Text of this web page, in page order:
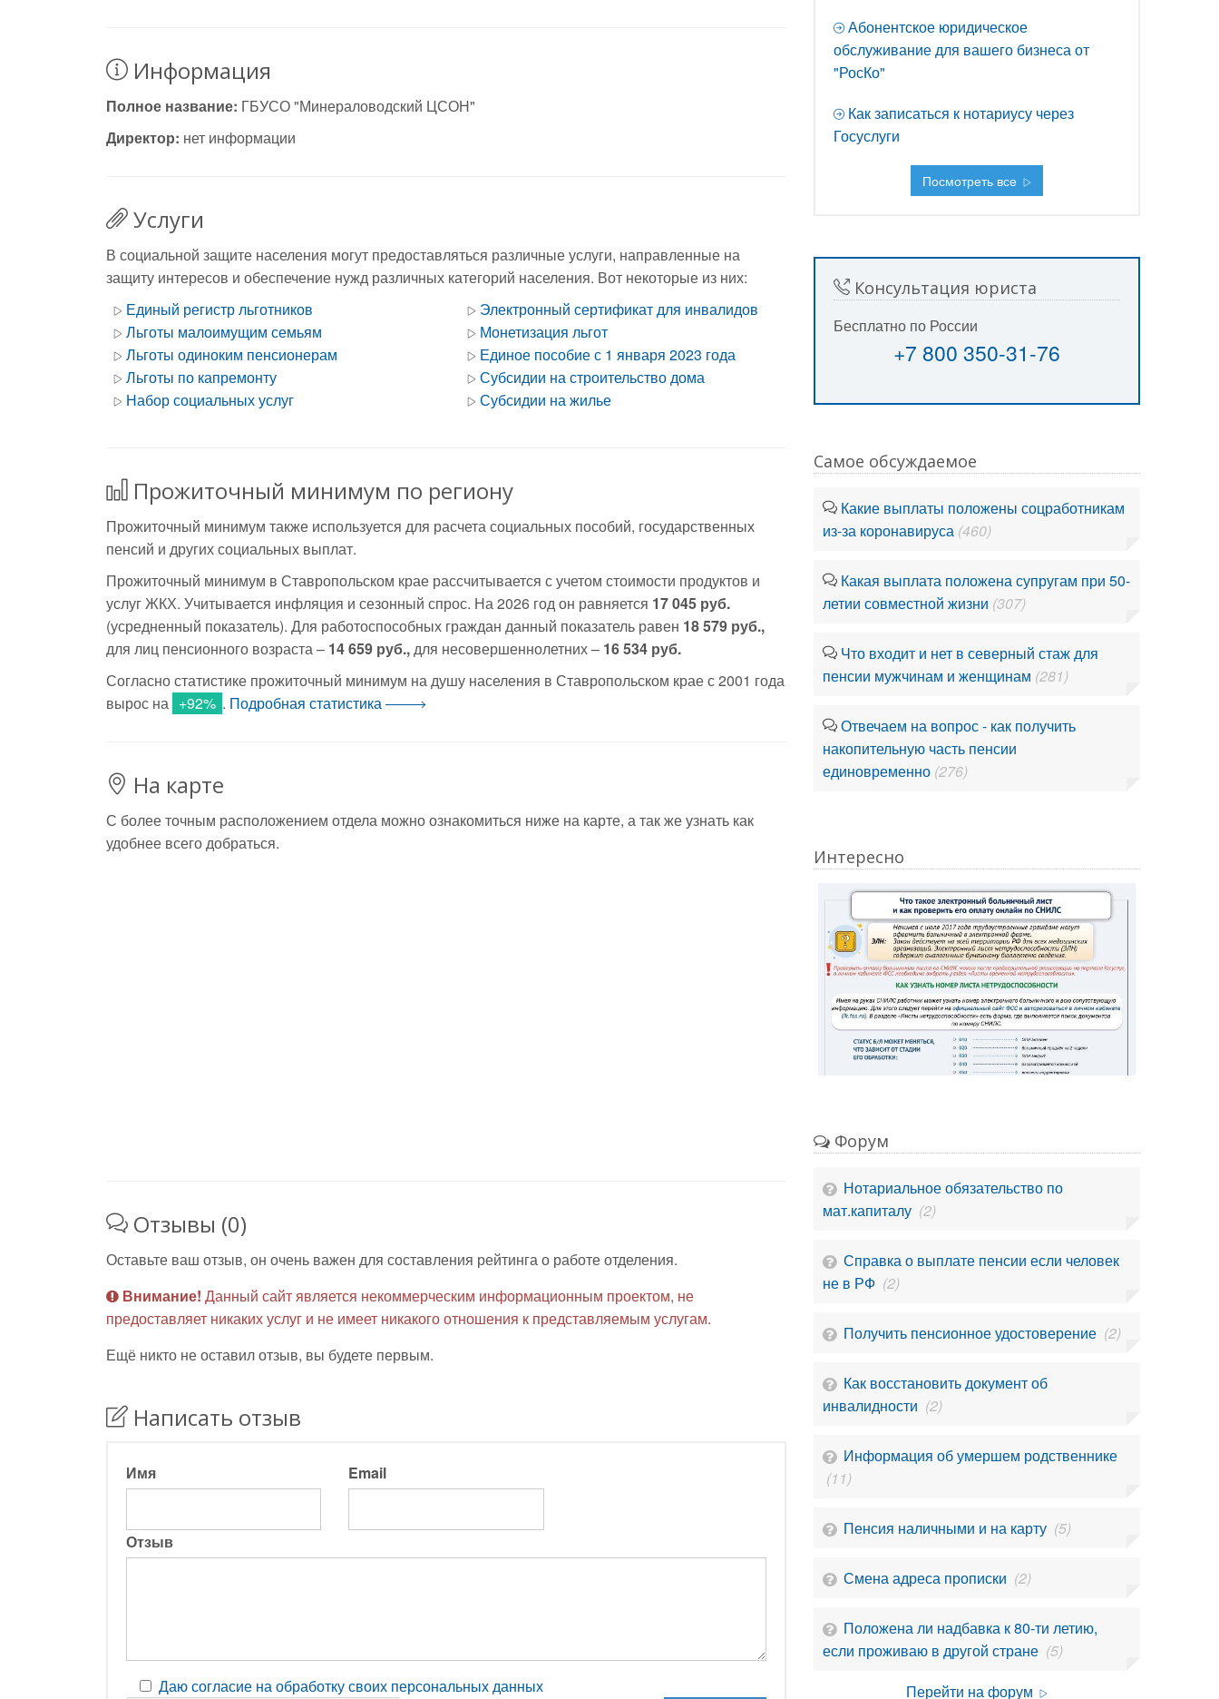
Информация
Полное название: ГБУСО "Минераловодский ЦСОН"
Директор: нет информации
Услуги
В социальной защите населения могут предоставляться различные услуги, направленные на
защиту интересов и обеспечение нужд различных категорий населения. Вот некоторые из них:
Единый регистр льготников
Льготы малоимущим семьям
Льготы одиноким пенсионерам
Льготы по капремонту
Набор социальных услуг
Электронный сертификат для инвалидов
Монетизация льгот
Единое пособие с 1 января 2023 года
Субсидии на строительство дома
Субсидии на жилье
Прожиточный минимум по региону
Прожиточный минимум также используется для расчета социальных пособий, государственных
пенсий и других социальных выплат.
Прожиточный минимум в Ставропольском крае рассчитывается с учетом стоимости продуктов и
услуг ЖКХ. Учитывается инфляция и сезонный спрос. На 2026 год он равняется 17 045 руб.
(усредненный показатель). Для работоспособных граждан данный показатель равен 18 579 руб.,
для лиц пенсионного возраста – 14 659 руб.,для несовершеннолетних – 16 534 руб.
Согласно статистике прожиточный минимум на душу населения в Ставропольском крае с 2001 года
вырос на +92% . Подробная статистика
На карте
С более точным расположением отдела можно ознакомиться ниже на карте, а так же узнать как
удобнее всего добраться.
Отзывы (0)
Оставьте ваш отзыв, он очень важен для составления рейтинга о работе отделения.
Внимание! Данный сайт является некоммерческим информационным проектом, не
предоставляет никаких услуг и не имеет никакого отношения к представляемым услугам.
Ещё никто не оставил отзыв, вы будете первым.
Написать отзыв
Имя Email
Отзыв
Даю согласие на обработку своих персональных данных
Абонентское юридическое
обслуживание для вашего бизнеса от
"РосКо"
Как записаться к нотариусу через
Госуслуги
Посмотреть все
Консультация юриста
Бесплатно по России
+7 800 350-31-76
Самое обсуждаемое
Какие выплаты положены соцработникам
из-за коронавируса (460)
Какая выплата положена супругам при 50-
летии совместной жизни (307)
Что входит и нет в северный стаж для
пенсии мужчинам и женщинам (281)
Отвечаем на вопрос - как получить
накопительную часть пенсии
единовременно (276)
Интересно
Форум
Нотариальное обязательство по
мат.капиталу (2)
Справка о выплате пенсии если человек
не в РФ (2)
Получить пенсионное удостоверение (2)
Как восстановить документ об
инвалидности (2)
Информация об умершем родственнике
(11)
Пенсия наличными и на карту (5)
Смена адреса прописки (2)
Положена ли надбавка к 80-ти летию,
если проживаю в другой стране (5)
Перейти на форум